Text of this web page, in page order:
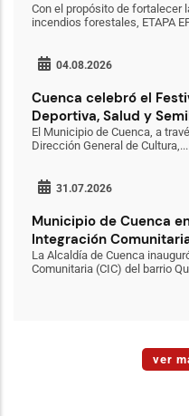
Con el propósito de fortalecer
incendios forestales, ETAPA
04.08.2026
Cuenca celebró el
Deportiva, Salud y
El Municipio de Cuenca, a
Dirección General de Cultura,...
31.07.2026
Municipio de Cuenca
Integración
La Alcaldía de Cuenca
Comunitaria (CIC) del barrio
ver